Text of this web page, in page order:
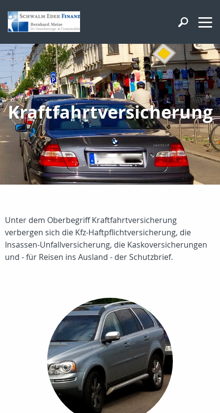
Kraftfahrtversicherung
Unter dem Oberbegriff Kraftfahrtversicherung
verbergen sich die Kfz-Haftpflichtversicherung, die
Insassen-Unfallversicherung, die Kaskoversicherungen
und - für Reisen ins Ausland - der Schutzbrief.